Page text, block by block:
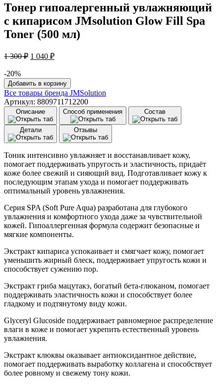
Тонер гипоалергенный увлажняющий
с кипарисом JMsolution Glow Fill Spa
Toner (500 мл)
1 300₽ Первоначальная
1
300 ₽.
1 040 ₽Текущая
040 ₽.
-20%
Количество
товара
Тонер
гипоалергенный
увлажняющий
с
кипарисом
JMsolution
Glow
Fill
Spa
Toner
(500
Добавить в корзину
Все товары бренда JMSolution
Артикул: 8809711712200
Описание Способ применения Состав
Детали Отзывы
Тоник интенсивно увлажняет и восстанавливает кожу,
помогает поддерживать упругость и эластичность, придаёт
коже более свежий и сияющий вид. Подготавливает кожу к
последующим этапам ухода и помогает поддерживать
оптимальный уровень увлажнения.
Серия SPA (Soft Pure Aqua) разработана для глубокого
увлажнения и комфортного ухода даже за чувствительной
кожей. Гипоаллергенная формула содержит безопасные и
мягкие компоненты.
Экстракт кипариса успокаивает и смягчает кожу, помогает
уменьшить жирный блеск, поддерживает упругость кожи и
способствует сужению пор.
Экстракт гриба мацутакэ, богатый бета-глюканом, помогает
поддерживать эластичность кожи и способствует более
гладкому и подтянутому виду кожи.
Glyceryl Glucoside поддерживает равномерное распределение
влаги в коже и помогает укрепить естественный уровень
увлажнения.
Экстракт клюквы оказывает антиоксидантное действие,
помогает поддерживать выработку коллагена и способствует
более ровному и свежему тону кожи.